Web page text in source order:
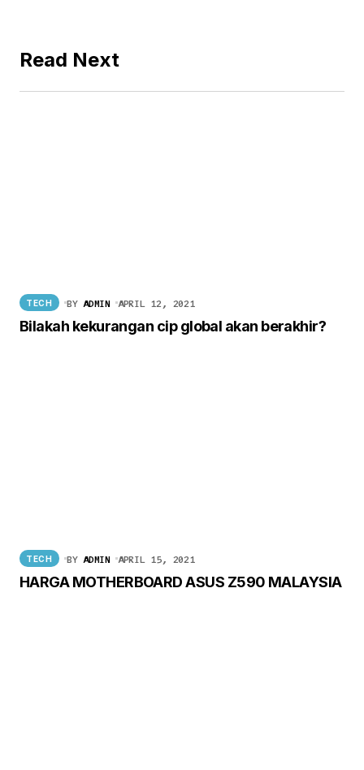
Read Next
TECH BY ADMIN APRIL 12, 2021
Bilakah kekurangan cip global akan berakhir?
TECH BY ADMIN APRIL 15, 2021
HARGA MOTHERBOARD ASUS Z590 MALAYSIA